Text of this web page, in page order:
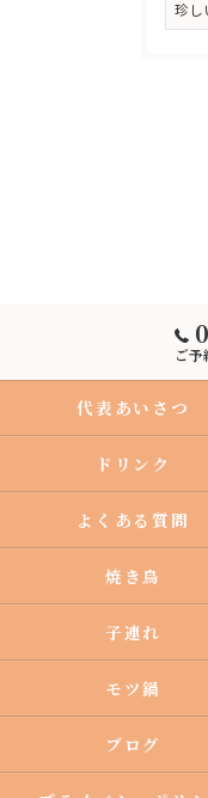
珍し
ご
代表あいさつ
ドリンク
よくある質問
焼き鳥
子連れ
モツ鍋
ブログ